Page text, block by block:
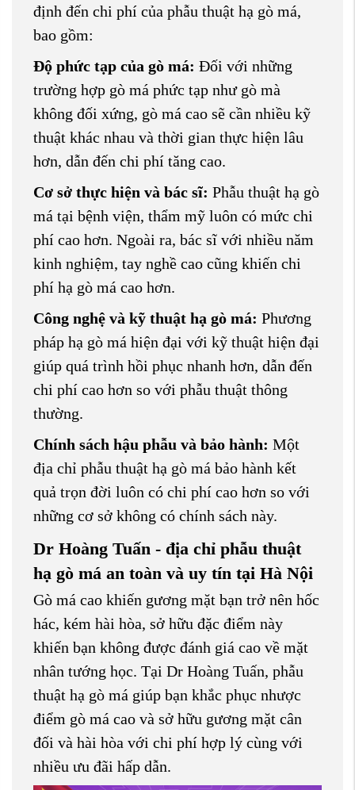
định đến chi phí của phẫu thuật hạ gò má,
bao gồm:
Độ phức tạp của gò má: Đối với những
trường hợp gò má phức tạp như gò mà
không đối xứng, gò má cao sẽ cần nhiều kỹ
thuật khác nhau và thời gian thực hiện lâu
hơn, dẫn đến chi phí tăng cao.
Cơ sở thực hiện và bác sĩ: Phẫu thuật hạ gò
má tại bệnh viện, thẩm mỹ luôn có mức chi
phí cao hơn. Ngoài ra, bác sĩ với nhiều năm
kinh nghiệm, tay nghề cao cũng khiến chi
phí hạ gò má cao hơn.
Công nghệ và kỹ thuật hạ gò má: Phương
pháp hạ gò má hiện đại với kỹ thuật hiện đại
giúp quá trình hồi phục nhanh hơn, dẫn đến
chi phí cao hơn so với phẫu thuật thông
thường.
Chính sách hậu phẫu và bảo hành: Một
địa chỉ phẫu thuật hạ gò má bảo hành kết
quả trọn đời luôn có chi phí cao hơn so với
những cơ sở không có chính sách này.
Dr Hoàng Tuấn - địa chỉ phẫu thuật
hạ gò má an toàn và uy tín tại Hà Nội
Gò má cao khiến gương mặt bạn trở nên hốc
hác, kém hài hòa, sở hữu đặc điểm này
khiến bạn không được đánh giá cao về mặt
nhân tướng học. Tại Dr Hoàng Tuấn, phẫu
thuật hạ gò má giúp bạn khắc phục nhược
điểm gò má cao và sở hữu gương mặt cân
đối và hài hòa với chi phí hợp lý cùng với
nhiều ưu đãi hấp dẫn.